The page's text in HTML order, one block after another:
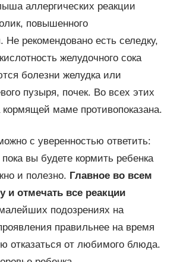
аллергических реакции
повышенного
Не рекомендовано есть селедку,
желудочного сока
болезни желудка или
пузыря, почек. Во всех этих
кормящей маме противопоказана.
с уверенностью ответить:
вы будете кормить ребенка
и полезно. Главное во всем
и отмечать все реакции
подозрениях на
правильнее на время
отказаться от любимого блюда.